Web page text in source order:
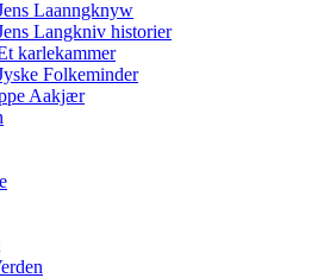
Laanngknyw
Langkniv historier
karlekammer
Folkeminder
Aakjær